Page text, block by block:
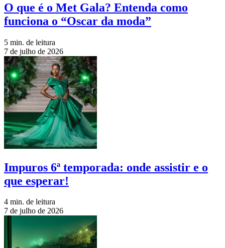
O que é o Met Gala? Entenda como
funciona o “Oscar da moda”
5 min. de leitura
7 de julho de 2026
Impuros 6ª temporada: onde assistir e o
que esperar!
4 min. de leitura
7 de julho de 2026